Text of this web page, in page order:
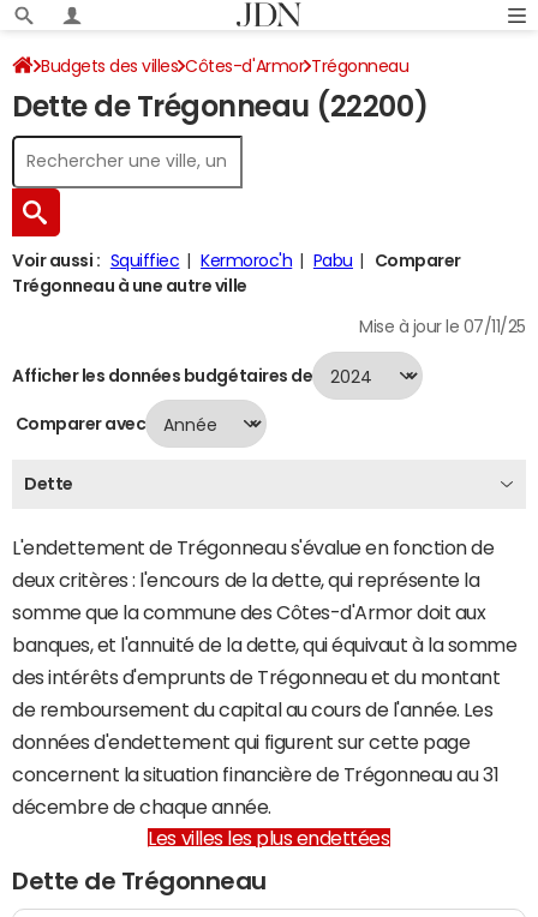
Budgets des villes Côtes-d'Armor Trégonneau
Dette au 31/12/2024
Dette de Trégonneau (22200)
Voir aussi : Squiffiec Kermoroc'h Pabu
Comparer
Trégonneau à une autre ville
Mise à jour le 07/11/25
Afficher les données budgétaires de
Comparer avec
Dette
L'endettement de Trégonneau s'évalue en fonction de
deux critères : l'encours de la dette, qui représente la
somme que la commune des Côtes-d'Armor doit aux
banques, et l'annuité de la dette, qui équivaut à la somme
des intérêts d'emprunts de Trégonneau et du montant
de remboursement du capital au cours de l'année. Les
données d'endettement qui figurent sur cette page
concernent la situation financière de Trégonneau au 31
décembre de chaque année.
Les villes les plus endettées
Dette de Trégonneau